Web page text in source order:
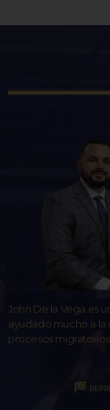
John De la Vega es
ayudado mucho a la
procesos